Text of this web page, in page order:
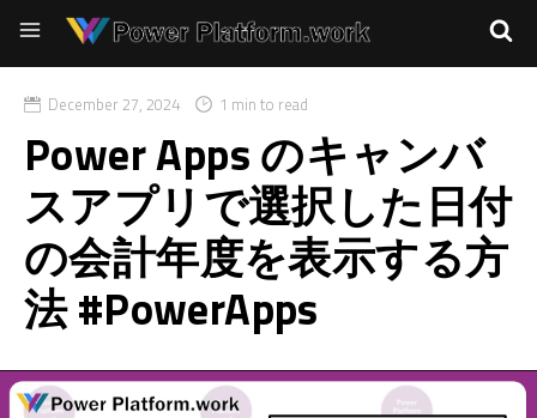
December 27, 2024 1 min to read
Power Apps のキャンバ
スアプリで選択した日付
の会計年度を表示する方
法 #PowerApps